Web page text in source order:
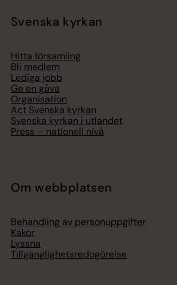
Svenska kyrkan
Hitta församling
Bli medlem
Lediga jobb
Ge en gåva
Organisation
Act Svenska kyrkan
Svenska kyrkan i utlandet
Press – nationell nivå
Om webbplatsen
Behandling av personuppgifter
Kakor
Lyssna
Tillgänglighetsredogörelse